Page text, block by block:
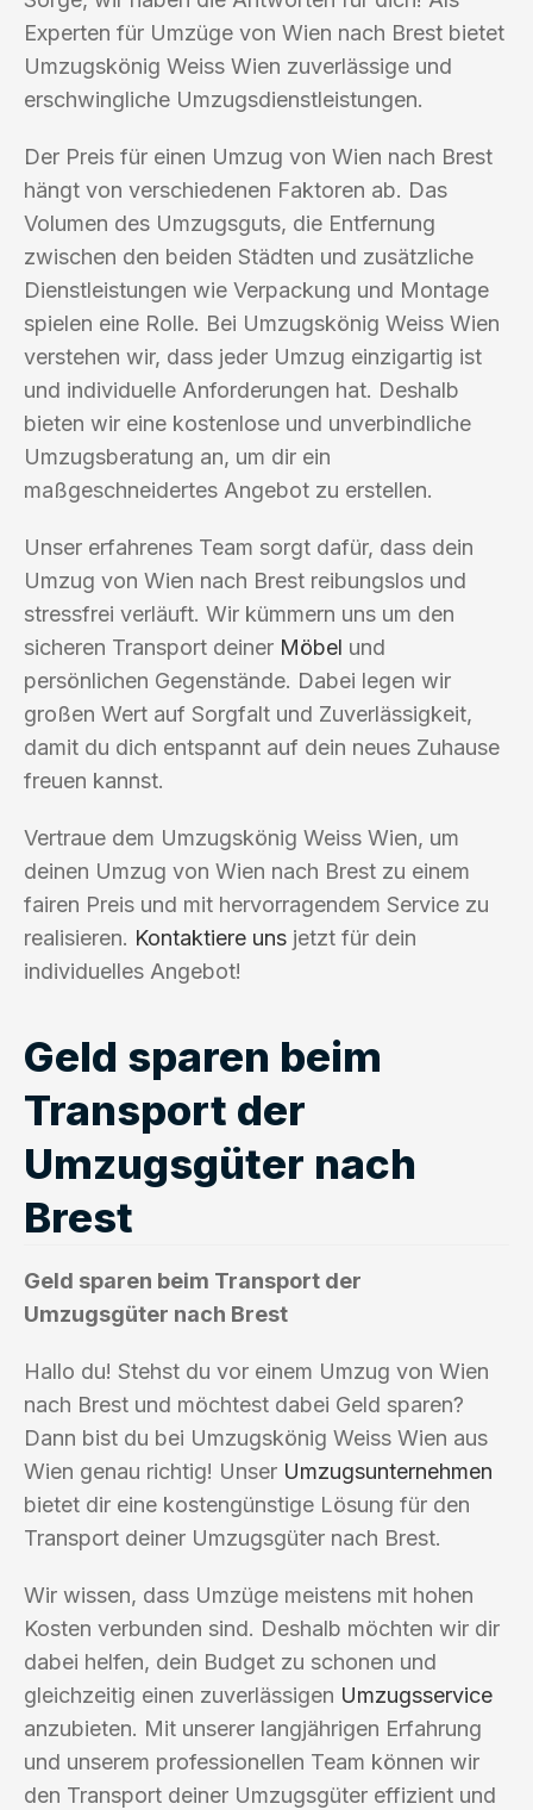
Experten für Umzüge von Wien nach Brest bietet
Umzugskönig Weiss Wien zuverlässige und
erschwingliche Umzugsdienstleistungen.
Der Preis für einen Umzug von Wien nach Brest
hängt von verschiedenen Faktoren ab. Das
Volumen des Umzugsguts, die Entfernung
zwischen den beiden Städten und zusätzliche
Dienstleistungen wie Verpackung und Montage
spielen eine Rolle. Bei Umzugskönig Weiss Wien
verstehen wir, dass jeder Umzug einzigartig ist
und individuelle Anforderungen hat. Deshalb
bieten wir eine kostenlose und unverbindliche
Umzugsberatung an, um dir ein
maßgeschneidertes Angebot zu erstellen.
Unser erfahrenes Team sorgt dafür, dass dein
Umzug von Wien nach Brest reibungslos und
stressfrei verläuft. Wir kümmern uns um den
sicheren Transport deiner Möbel und
persönlichen Gegenstände. Dabei legen wir
großen Wert auf Sorgfalt und Zuverlässigkeit,
damit du dich entspannt auf dein neues Zuhause
freuen kannst.
Vertraue dem Umzugskönig Weiss Wien, um
deinen Umzug von Wien nach Brest zu einem
fairen Preis und mit hervorragendem Service zu
realisieren. Kontaktiere uns jetzt für dein
individuelles Angebot!
Geld sparen beim
Transport der
Umzugsgüter nach
Brest
Geld sparen beim Transport der
Umzugsgüter nach Brest
Hallo du! Stehst du vor einem Umzug von Wien
nach Brest und möchtest dabei Geld sparen?
Dann bist du bei Umzugskönig Weiss Wien aus
Wien genau richtig! Unser Umzugsunternehmen
bietet dir eine kostengünstige Lösung für den
Transport deiner Umzugsgüter nach Brest.
Wir wissen, dass Umzüge meistens mit hohen
Kosten verbunden sind. Deshalb möchten wir dir
dabei helfen, dein Budget zu schonen und
gleichzeitig einen zuverlässigen Umzugsservice
anzubieten. Mit unserer langjährigen Erfahrung
und unserem professionellen Team können wir
den Transport deiner Umzugsgüter effizient und